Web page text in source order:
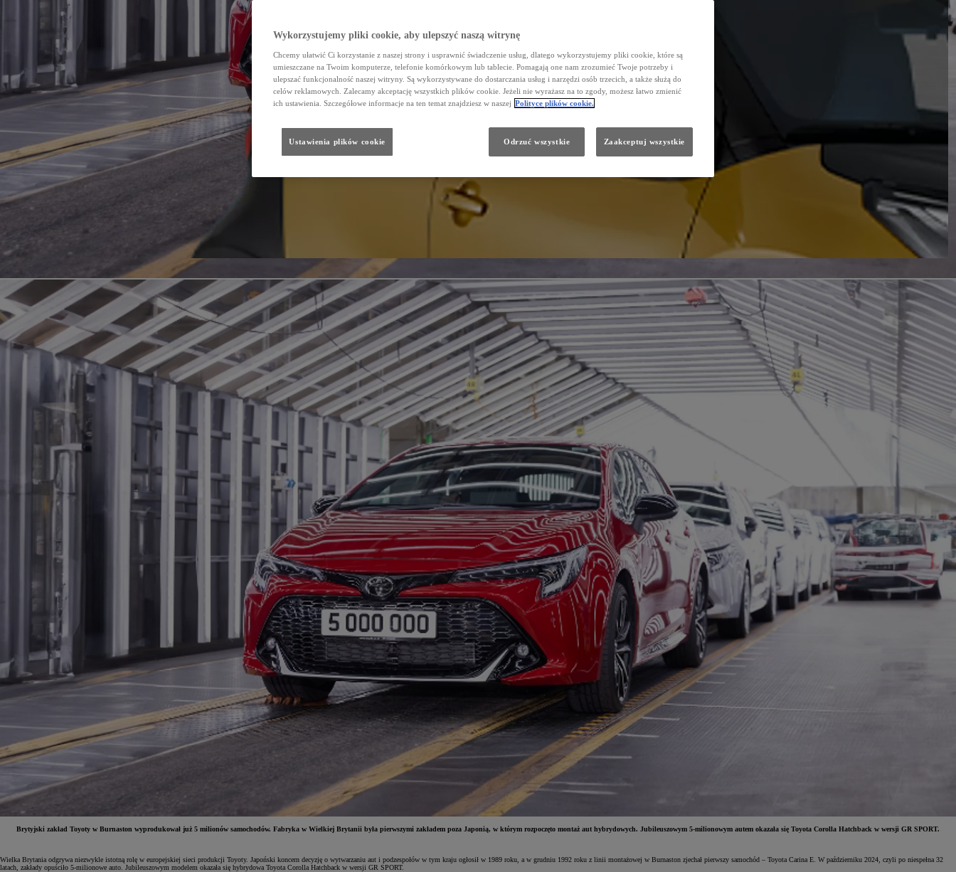
Od81 900 zł
Brytyjski zakład Toyoty w Burnaston wyprodukował już 5 milionów samochodów. Fabryka w Wielkiej Brytanii była pierwszymi zakładem poza Japonią, w którym rozpoczęto montaż aut hybrydowych. Jubileuszowym 5-milionowym autem okazała się Toyota Corolla Hatchback w wersji GR SPORT.
Wielka Brytania odgrywa niezwykle istotną rolę w europejskiej sieci produkcji Toyoty. Japoński koncern decyzję o wytwarzaniu aut i podzespołów w tym kraju ogłosił w 1989 roku, a w grudniu 1992 roku z linii montażowej w Burnaston zjechał pierwszy samochód – Toyota Carina E. W październiku 2024, czyli po niespełna 32
latach, zakłady opuściło 5-milionowe auto. Jubileuszowym modelem okazała się hybrydowa Toyota Corolla Hatchback w wersji GR SPORT.
Wykorzystujemy pliki cookie, aby ulepszyć naszą witrynę
Chcemy ułatwić Ci korzystanie z naszej strony i usprawnić świadczenie usług, dlatego wykorzystujemy pliki cookie, które są
umieszczane na Twoim komputerze, telefonie komórkowym lub tablecie. Pomagają one nam zrozumieć Twoje potrzeby i
ulepszać funkcjonalność naszej witryny. Są wykorzystywane do dostarczania usług i narzędzi osób trzecich, a także służą do
celów reklamowych. Zalecamy akceptację wszystkich plików cookie. Jeżeli nie wyrażasz na to zgody, możesz łatwo zmienić
ich ustawienia. Szczegółowe informacje na ten temat znajdziesz w naszej Polityce plików cookie.
Ustawienia plików cookie Odrzuć wszystkie Zaakceptuj wszystkie